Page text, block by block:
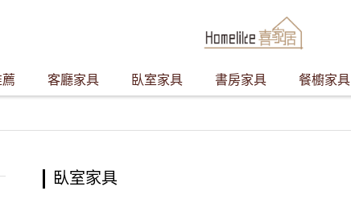
客廳家具 臥室家具 書房家具 餐櫥家具
臥室家具